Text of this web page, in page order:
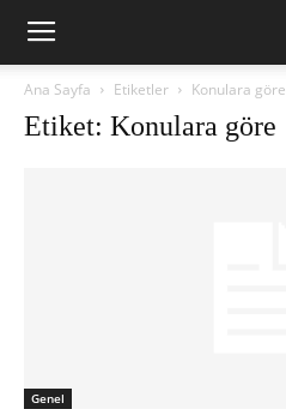
Ana Sayfa Etiketler Konulara göre
Etiket: Konulara göre
Genel